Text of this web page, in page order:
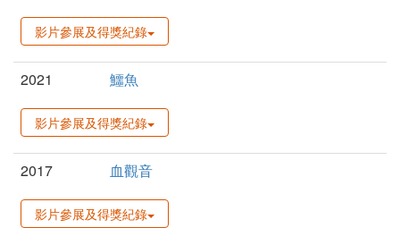
影片參展及得獎紀錄
2021 鱷魚
影片參展及得獎紀錄
2017 血觀音
影片參展及得獎紀錄